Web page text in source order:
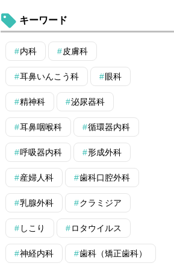
キーワード
内科 皮膚科
耳鼻いんこう科 眼科
精神科 泌尿器科
耳鼻咽喉科 循環器内科
呼吸器内科 形成外科
産婦人科 歯科口腔外科
乳腺外科 クラミジア
しこり ロタウイルス
神経内科 歯科（矯正歯科）